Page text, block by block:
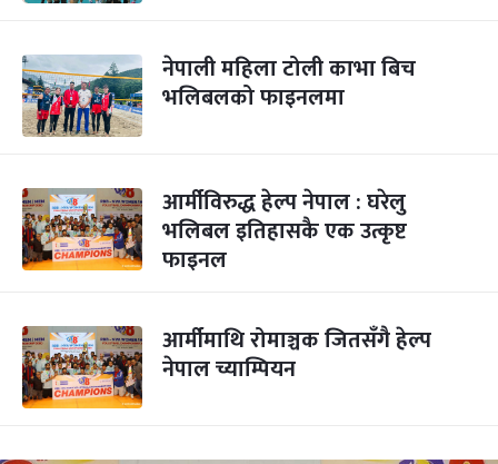
नेपाली महिला टोली काभा बिच
भलिबलको फाइनलमा
आर्मीविरुद्ध हेल्प नेपाल : घरेलु
भलिबल इतिहासकै एक उत्कृष्ट
फाइनल
आर्मीमाथि रोमाञ्चक जितसँगै हेल्प
नेपाल च्याम्पियन